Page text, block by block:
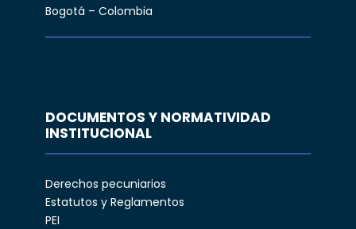
Bogotá – Colombia
DOCUMENTOS Y NORMATIVIDAD
INSTITUCIONAL
Derechos pecuniarios
Estatutos y Reglamentos
PEI